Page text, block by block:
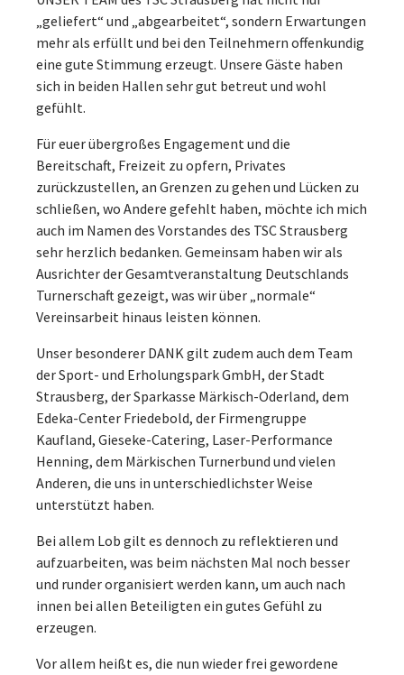
„geliefert“ und „abgearbeitet“, sondern Erwartungen
mehr als erfüllt und bei den Teilnehmern offenkundig
eine gute Stimmung erzeugt. Unsere Gäste haben
sich in beiden Hallen sehr gut betreut und wohl
gefühlt.
Für euer übergroßes Engagement und die
Bereitschaft, Freizeit zu opfern, Privates
zurückzustellen, an Grenzen zu gehen und Lücken zu
schließen, wo Andere gefehlt haben, möchte ich mich
auch im Namen des Vorstandes des TSC Strausberg
sehr herzlich bedanken. Gemeinsam haben wir als
Ausrichter der Gesamtveranstaltung Deutschlands
Turnerschaft gezeigt, was wir über „normale“
Vereinsarbeit hinaus leisten können.
Unser besonderer DANK gilt zudem auch dem Team
der Sport- und Erholungspark GmbH, der Stadt
Strausberg, der Sparkasse Märkisch-Oderland, dem
Edeka-Center Friedebold, der Firmengruppe
Kaufland, Gieseke-Catering, Laser-Performance
Henning, dem Märkischen Turnerbund und vielen
Anderen, die uns in unterschiedlichster Weise
unterstützt haben.
Bei allem Lob gilt es dennoch zu reflektieren und
aufzuarbeiten, was beim nächsten Mal noch besser
und runder organisiert werden kann, um auch nach
innen bei allen Beteiligten ein gutes Gefühl zu
erzeugen.
Vor allem heißt es, die nun wieder frei gewordene